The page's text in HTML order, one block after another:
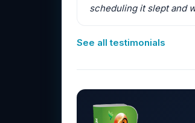
scheduling it slept and
See all testimonials